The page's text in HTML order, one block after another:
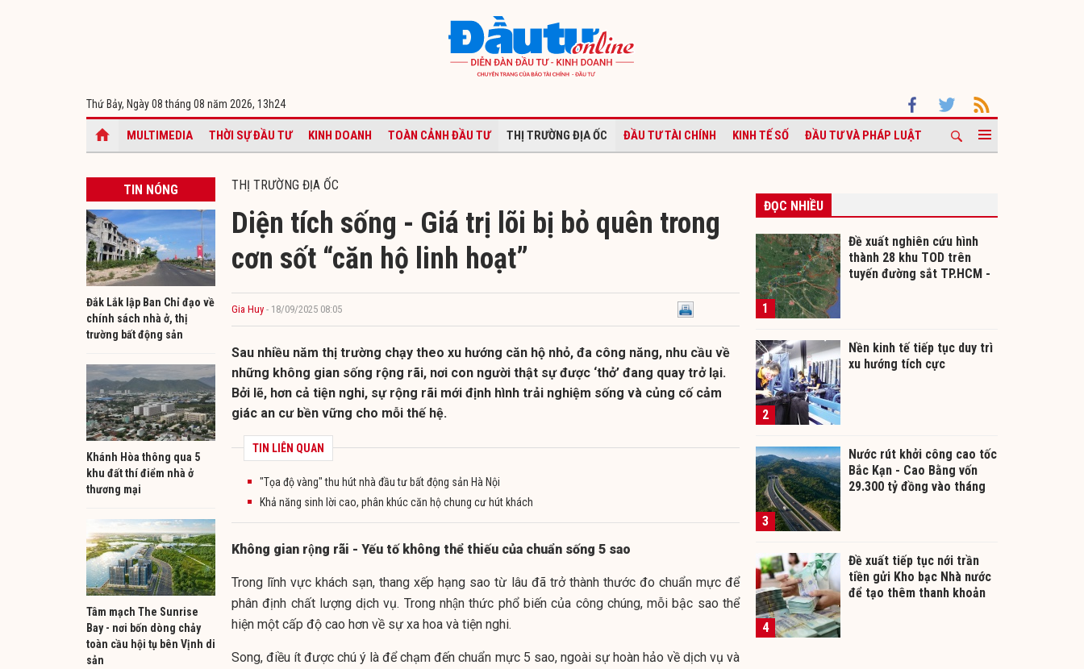
Thứ Bảy, Ngày 08 tháng 08 năm 2026, 13h24
MULTIMEDIA THỜI SỰ ĐẦU TƯ KINH DOANH TOÀN CẢNH ĐẦU TƯ THỊ TRƯỜNG ĐỊA ỐC ĐẦU TƯ TÀI CHÍNH KINH TẾ SỐ ĐẦU TƯ VÀ PHÁP LUẬT
TIN NÓNG
Đắk Lắk lập Ban Chỉ đạo về
chính sách nhà ở, thị
trường bất động sản
Khánh Hòa thông qua 5
khu đất thí điểm nhà ở
thương mại
Tâm mạch The Sunrise
Bay - nơi bốn dòng chảy
toàn cầu hội tụ bên Vịnh di
sản
THỊ TRƯỜNG ĐỊA ỐC
Diện tích sống - Giá trị lõi bị bỏ quên trong
cơn sốt “căn hộ linh hoạt”
Gia Huy - 18/09/2025 08:05
Sau nhiều năm thị trường chạy theo xu hướng căn hộ nhỏ, đa công năng, nhu cầu về
những không gian sống rộng rãi, nơi con người thật sự được ‘thở’ đang quay trở lại.
Bởi lẽ, hơn cả tiện nghi, sự rộng rãi mới định hình trải nghiệm sống và củng cố cảm
giác an cư bền vững cho mỗi thế hệ.
TIN LIÊN QUAN
"Tọa độ vàng" thu hút nhà đầu tư bất động sản Hà Nội
Khả năng sinh lời cao, phân khúc căn hộ chung cư hút khách
Không gian rộng rãi - Yếu tố không thể thiếu của chuẩn sống 5 sao
Trong lĩnh vực khách sạn, thang xếp hạng sao từ lâu đã trở thành thước đo chuẩn mực để
phân định chất lượng dịch vụ. Trong nhận thức phổ biến của công chúng, mỗi bậc sao thể
hiện một cấp độ cao hơn về sự xa hoa và tiện nghi.
Song, điều ít được chú ý là để chạm đến chuẩn mực 5 sao, ngoài sự hoàn hảo về dịch vụ và
ĐỌC NHIỀU
1
Đề xuất nghiên cứu hình
thành 28 khu TOD trên
tuyến đường sắt TP.HCM -
2
Nền kinh tế tiếp tục duy trì
xu hướng tích cực
3
Nước rút khởi công cao tốc
Bắc Kạn - Cao Bằng vốn
29.300 tỷ đồng vào tháng
4
Đề xuất tiếp tục nới trần
tiền gửi Kho bạc Nhà nước
để tạo thêm thanh khoản